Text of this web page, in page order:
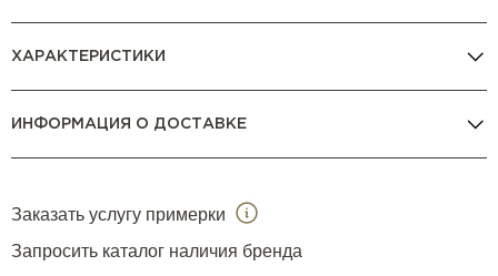
ХАРАКТЕРИСТИКИ
ИНФОРМАЦИЯ О ДОСТАВКЕ
Заказать услугу примерки
Запросить каталог наличия бренда